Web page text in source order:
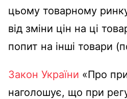
цьому товарному
від зміни цін на ці
попит на інші товари
Закон України «Про
наголошує, що при